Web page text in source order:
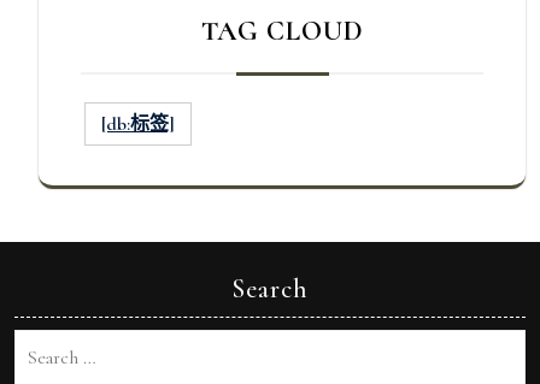
TAG CLOUD
[db:标签]
Search